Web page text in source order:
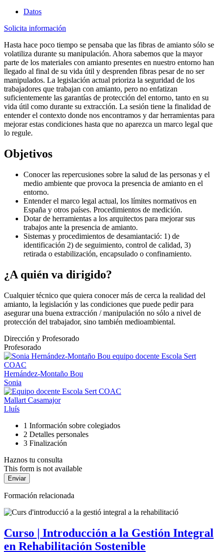
Datos
Solicita información
Hasta hace poco tiempo se pensaba que las fibras de amianto sólo se
volatiliza durante su manipulación. Ahora sabemos que la mayor
parte de los materiales con amianto presentes en nuestro entorno han
llegado al final de su vida útil y desprenden fibras pesar de no ser
manipulados. La legislación actual prioriza la seguridad de los
trabajadores que trabajan con amianto, pero no enfatizan
suficientemente las garantías de protección del entorno, tanto en su
vida útil como durante su extracción. La sesión tiene la finalidad de
entender el contexto donde nos encontramos y dar herramientas para
mejorar estas condiciones hasta que no aparezca un marco legal que
lo regule.
Objetivos
Conocer las repercusiones sobre la salud de las personas y el
medio ambiente que provoca la presencia de amianto en el
entorno.
Entender el marco legal actual, los límites normativos en
España y otros países. Procedimientos de medición.
Dotar de herramientas a los arquitectos para mejorar sus
trabajos ante la presencia de amianto.
Sistemas y procedimientos de desamiantació: 1) de
identificación 2) de seguimiento, control de calidad, 3)
retirada o estabilización, encapsulado o confinamiento.
¿A quién va dirigido?
Cualquier técnico que quiera conocer más de cerca la realidad del
amianto, la legislación y las condiciones que puede pedir para
asegurar una buena extracción / manipulación no sólo a nivel de
protección del trabajador, sino también medioambiental.
Dirección y Profesorado
Profesorado
Hernández-Montaño Bou
Sonia
Mallart Casamajor
Lluís
1 Información sobre colegiados
2 Detalles personales
3 Finalización
Haznos tu consulta
This form is not available
Formación relacionada
Curso | Introducción a la Gestión Integral
en Rehabilitación Sostenible